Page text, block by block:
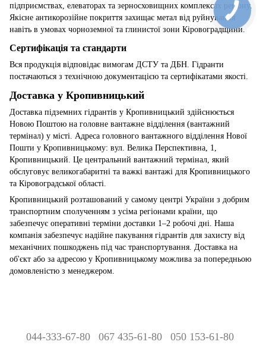
підприємствах, елеваторах та зерносховищних комплексах регіону.
Якісне антикорозійне покриття захищає метал від руйнування
навіть в умовах чорноземної та глинистої зони Кіровоградщини.
Сертифікація та стандарти
Вся продукція відповідає вимогам ДСТУ та ДБН. Гідранти
постачаються з технічною документацією та сертифікатами якості.
Доставка у Кропивницький
Доставка підземних гідрантів у Кропивницький здійснюється
Новою Поштою на головне вантажне відділення (вантажний
термінал) у місті. Адреса головного вантажного відділення Нової
Пошти у Кропивницькому: вул. Велика Перспективна, 1,
Кропивницький. Це центральний вантажний термінал, який
обслуговує великогабаритні та важкі вантажі для Кропивницького
та Кіровоградської області.
Кропивницький розташований у самому центрі України з добрим
транспортним сполученням з усіма регіонами країни, що
забезпечує оперативні терміни доставки 1–2 робочі дні. Наша
компанія забезпечує надійне пакування гідрантів для захисту від
механічних пошкоджень під час транспортування. Доставка на
об'єкт або за адресою у Кропивницькому можлива за попередньою
домовленістю з менеджером.
044-333-67-80 067 435-61-80 050 153-61-80